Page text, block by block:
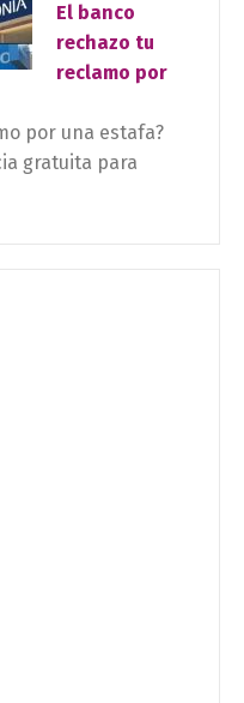
El banco
rechazo tu
reclamo por
por una estafa?
gratuita para